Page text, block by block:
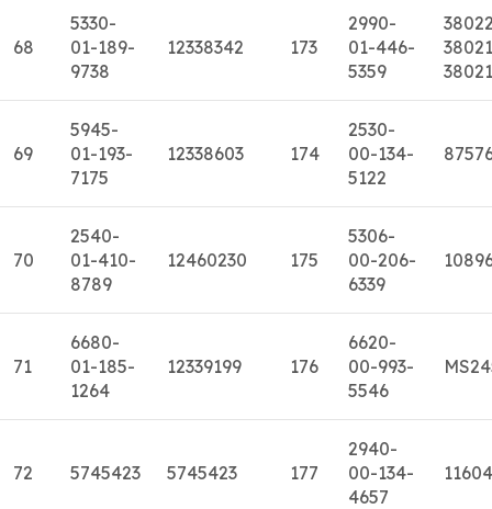
68
5330-
01-189-
9738
12338342 173
2990-
01-446-
5359
69
5945-
01-193-
7175
12338603 174
2530-
00-134-
5122
70
2540-
01-410-
8789
12460230 175
5306-
00-206-
6339
71
6680-
01-185-
1264
12339199 176
6620-
00-993-
5546
72 5745423 5745423 177
2940-
00-134-
4657